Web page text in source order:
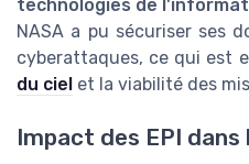
technologies de
NASA a pu sécuriser ses
cyberattaques, ce qui est
du ciel et la viabilité des
Impact des EPI